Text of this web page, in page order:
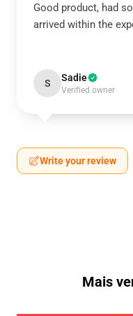
Good product, had
arrived within the
S Sadie
Verified owner
Write your review
Mais